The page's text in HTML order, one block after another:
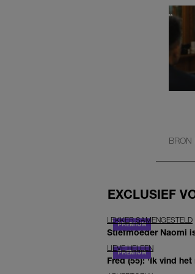
BRON
EXCLUSIEF
LEKKER SAMENGESTELD
Stiefmoeder Naomi
LIEVE HELEEN
Fred (55): 'Ik vind